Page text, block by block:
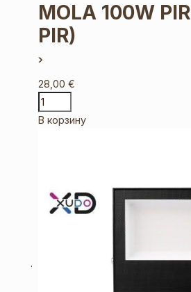
MOLA 100W PIR
PIR)
28,00€
В корзину